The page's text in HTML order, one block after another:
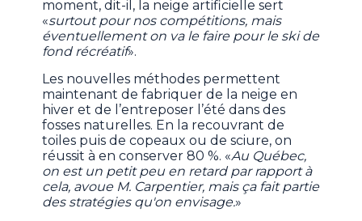
moment, dit-il, la neige artificielle sert
«surtout pour nos compétitions, mais
éventuellement on va le faire pour le ski de
fond récréatif».
Les nouvelles méthodes permettent
maintenant de fabriquer de la neige en
hiver et de l’entreposer l’été dans des
fosses naturelles. En la recouvrant de
toiles puis de copeaux ou de sciure, on
réussit à en conserver 80 %. «Au Québec,
on est un petit peu en retard par rapport à
cela, avoue M. Carpentier, mais ça fait partie
des stratégies qu'on envisage.»